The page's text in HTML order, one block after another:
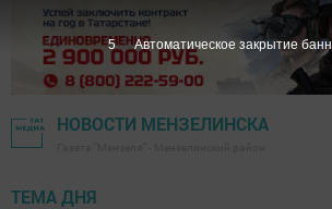
НОВОСТИ МЕНЗЕЛИНСКА
ТЕМА ДНЯ
4 Автоматическое закрытие